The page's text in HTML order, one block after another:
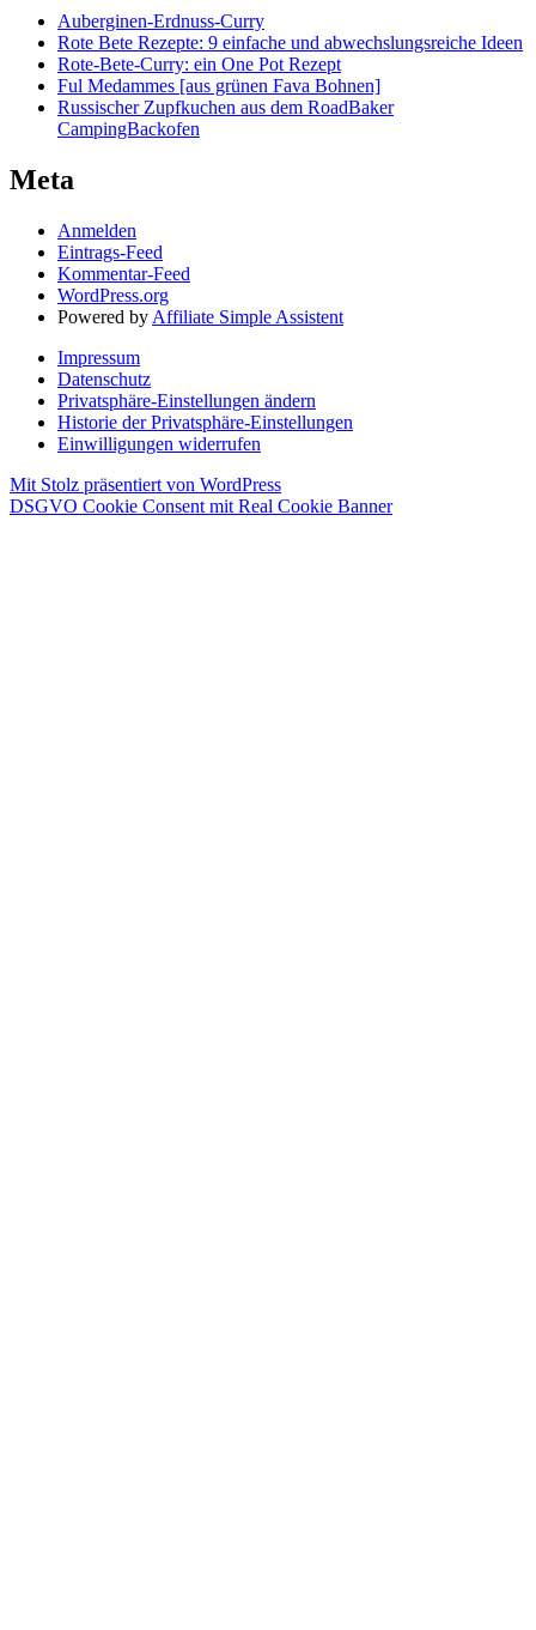
Auberginen-Erdnuss-Curry
Rote Bete Rezepte: 9 einfache und abwechslungsreiche Ideen
Rote-Bete-Curry: ein One Pot Rezept
Ful Medammes [aus grünen Fava Bohnen]
Russischer Zupfkuchen aus dem RoadBaker
CampingBackofen
Meta
Anmelden
Eintrags-Feed
Kommentar-Feed
WordPress.org
Powered by Affiliate Simple Assistent
Impressum
Datenschutz
Privatsphäre-Einstellungen ändern
Historie der Privatsphäre-Einstellungen
Einwilligungen widerrufen
Mit Stolz präsentiert von WordPress
DSGVO Cookie Consent mit Real Cookie Banner